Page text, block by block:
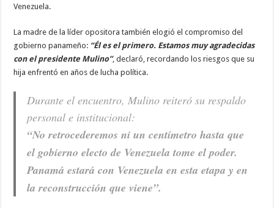
Venezuela.
La madre de la líder opositora también elogió el compromiso del
gobierno panameño: “Él es el primero. Estamos muy agradecidas
con el presidente Mulino”, declaró, recordando los riesgos que su
hija enfrentó en años de lucha política.
Durante el encuentro, Mulino reiteró su respaldo
personal e institucional:
“No retrocederemos ni un centímetro hasta que
el gobierno electo de Venezuela tome el poder.
Panamá estará con Venezuela en esta etapa y en
la reconstrucción que viene”.